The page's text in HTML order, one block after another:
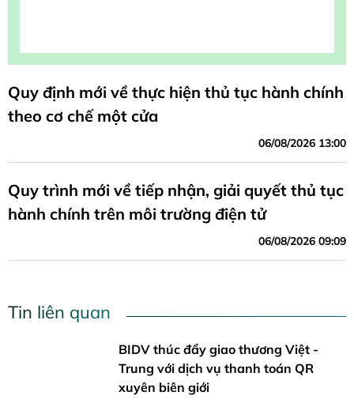
Quy định mới về thực hiện thủ tục hành chính
theo cơ chế một cửa
06/08/2026 13:00
Quy trình mới về tiếp nhận, giải quyết thủ tục
hành chính trên môi trường điện tử
06/08/2026 09:09
Tin liên quan
BIDV thúc đẩy giao thương Việt -
Trung với dịch vụ thanh toán QR
xuyên biên giới